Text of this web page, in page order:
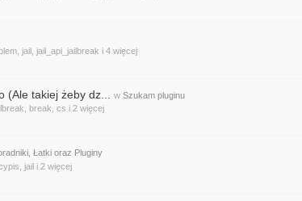
jail jail_api_jailbreak i 4 więcej
(Ale takiej żeby dz... w Szukam pluginu
break ,cs i 2 więcej
Łatki oraz Pluginy
jail i 2 więcej